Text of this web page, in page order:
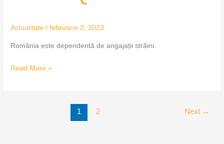
Actualitate /februarie 2, 2023
România este dependentă de angajații străini.
Read More »
1 2 Next →